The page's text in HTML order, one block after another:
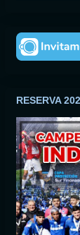
RESERVA